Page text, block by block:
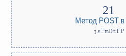
Метод POST в
jsPmDtFP